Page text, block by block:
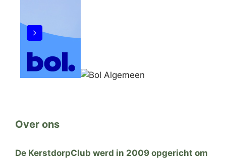
Over ons
De KerstdorpClub werd in 2009 opgericht om